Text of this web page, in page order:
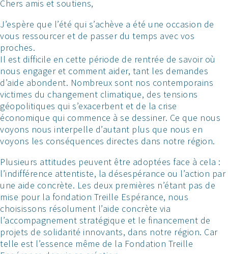
Chers amis et soutiens,
J’espère que l’été qui s’achève a été une occasion de
vous ressourcer et de passer du temps avec vos
proches.
Il est difficile en cette période de rentrée de savoir où
nous engager et comment aider, tant les demandes
d’aide abondent. Nombreux sont nos contemporains
victimes du changement climatique, des tensions
géopolitiques qui s’exacerbent et de la crise
économique qui commence à se dessiner. Ce que nous
voyons nous interpelle d’autant plus que nous en
voyons les conséquences directes dans notre région.
Plusieurs attitudes peuvent être adoptées face à cela :
l’indifférence attentiste, la désespérance ou l’action par
une aide concrète. Les deux premières n’étant pas de
mise pour la fondation Treille Espérance, nous
choisissons résolument l’aide concrète via
l’accompagnement stratégique et le financement de
projets de solidarité innovants, dans notre région. Car
telle est l’essence même de la Fondation Treille